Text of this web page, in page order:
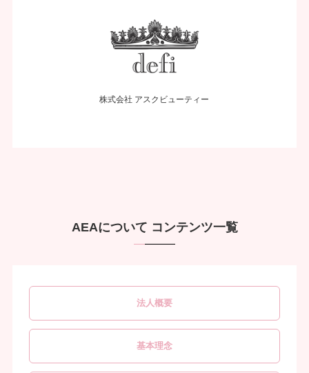
株式会社 アスクビューティー
AEAについて コンテンツ一覧
法人概要
基本理念